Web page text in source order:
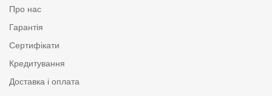
Про нас
Гарантія
Сертифікати
Кредитування
Доставка і оплата